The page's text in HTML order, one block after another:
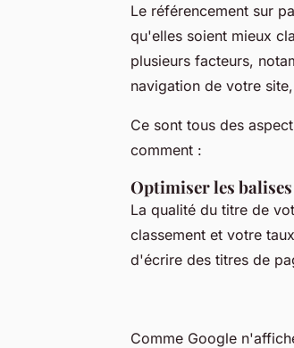
Le référencement sur
qu'elles soient mieux
plusieurs facteurs,
navigation de votre
Ce sont tous des
comment :
Optimiser les
La qualité du titre de
classement et votre
d'écrire des titres de
Comme Google